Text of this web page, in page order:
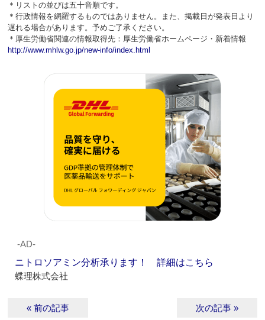
＊リストの並びは五十音順です。
＊行政情報を網羅するものではありません。また、掲載日が発表日より
遅れる場合があります。予めご了承ください。
＊厚生労働省関連の情報取得先：厚生労働省ホームページ・新着情報
http://www.mhlw.go.jp/new-info/index.html
‐AD‐
ニトロソアミン分析承ります！ 詳細はこちら
蝶理株式会社
« 前の記事 次の記事 »